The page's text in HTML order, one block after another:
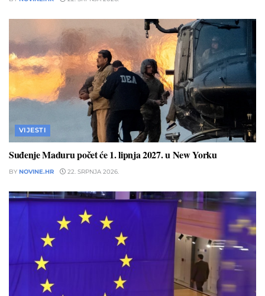
VIJESTI
Suđenje Maduru počet će 1. lipnja 2027. u New Yorku
BY NOVINE.HR 22. SRPNJA 2026.